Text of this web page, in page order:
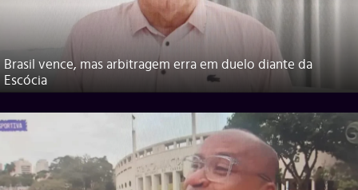
Brasil vence, mas arbitragem erra em duelo diante da
Escócia